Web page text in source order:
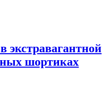
экстравагантной
шортиках